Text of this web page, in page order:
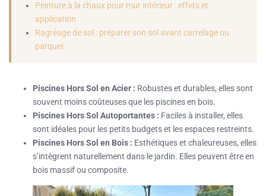
Peinture à la chaux pour mur intérieur : effets et
application
Ragréage de sol : préparer son sol avant carrelage ou
parquet
Piscines Hors Sol en Acier : Robustes et durables, elles sont
souvent moins coûteuses que les piscines en bois.
Piscines Hors Sol Autoportantes : Faciles à installer, elles
sont idéales pour les petits budgets et les espaces restreints.
Piscines Hors Sol en Bois : Esthétiques et chaleureuses, elles
s’intègrent naturellement dans le jardin. Elles peuvent être en
bois massif ou composite.